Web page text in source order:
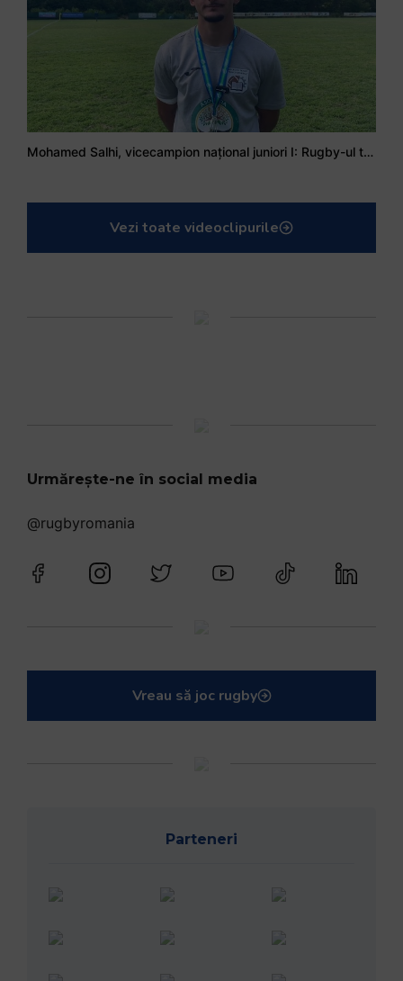
Mohamed Salhi, vicecampion național juniori I: Rugby-ul te învață să accepți și înfrângerile
Vezi toate videoclipurile
Urmărește-ne în social media
@rugbyromania
Vreau să joc rugby
Parteneri